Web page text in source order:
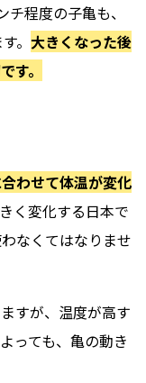
程度の子亀も、
。 大きくなった後
す。
わせて体温が変化
く変化する日本で
なくてはなりませ
すが、温度が高す
っても、亀の動き